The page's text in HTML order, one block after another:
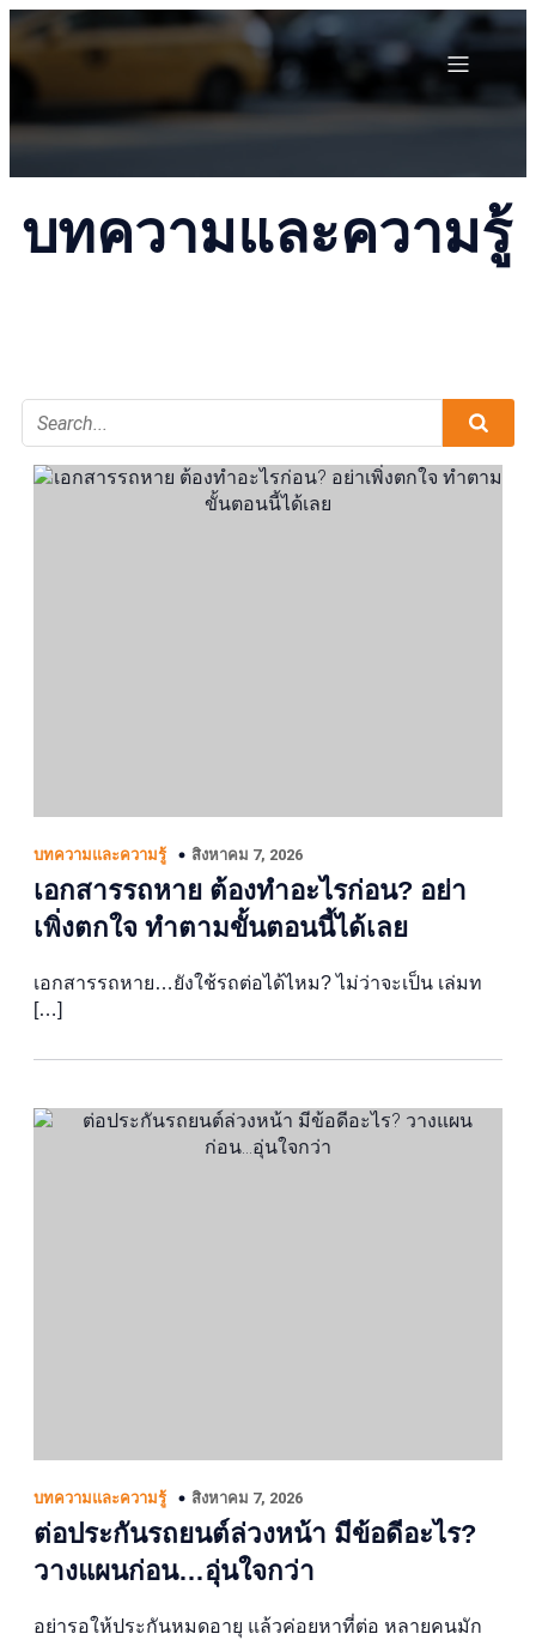
บทความและความรู้
บทความและความรู้ สิงหาคม 7, 2026
เอกสารรถหาย ต้องทำอะไรก่อน? อย่า
เพิ่งตกใจ ทำตามขั้นตอนนี้ได้เลย
เอกสารรถหาย…ยังใช้รถต่อได้ไหม? ไม่ว่าจะเป็น เล่มท
[…]
บทความและความรู้ สิงหาคม 7, 2026
ต่อประกันรถยนต์ล่วงหน้า มีข้อดีอะไร?
วางแผนก่อน…อุ่นใจกว่า
อย่ารอให้ประกันหมดอายุ แล้วค่อยหาที่ต่อ หลายคนมัก